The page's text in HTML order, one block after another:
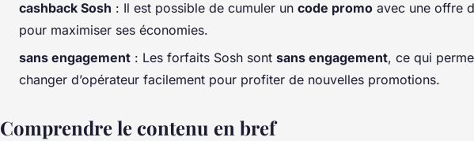
cashback Sosh : Il est possible de cumuler un code promo avec une offre
pour maximiser ses économies.
sans engagement : Les forfaits Sosh sont sans engagement, ce qui
changer d’opérateur facilement pour profiter de nouvelles promotions.
Comprendre le contenu en bref